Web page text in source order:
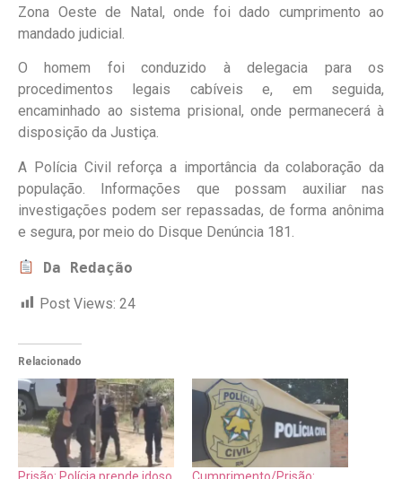
Zona Oeste de Natal, onde foi dado cumprimento ao
mandado judicial.
O homem foi conduzido à delegacia para os
procedimentos legais cabíveis e, em seguida,
encaminhado ao sistema prisional, onde permanecerá à
disposição da Justiça.
A Polícia Civil reforça a importância da colaboração da
população. Informações que possam auxiliar nas
investigações podem ser repassadas, de forma anônima
e segura, por meio do Disque Denúncia 181.
Da Redação
Post Views: 24
Relacionado